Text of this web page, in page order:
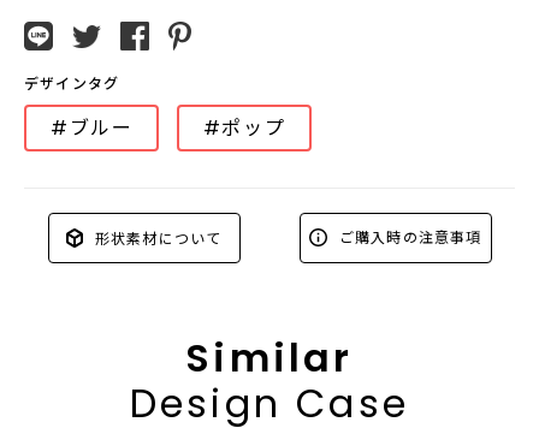
デザインタグ
#ブルー #ポップ
形状素材について ご購入時の注意事項
Similar
Design Case